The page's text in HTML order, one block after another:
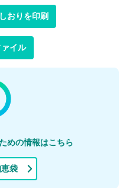
おりを印刷
イル
めの情報はこちら
袋